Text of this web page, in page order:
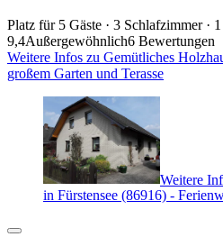
Platz für 5 Gäste · 3 Schlafzimmer ·
9,4Außergewöhnlich6 Bewertungen
Weitere Infos zu Gemütliches
großem Garten und Terasse
Weitere
in Fürstensee (86916) -